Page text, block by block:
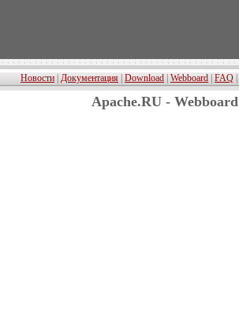
Новости Документация Download Webboard FAQ
Apache.RU - Webboard